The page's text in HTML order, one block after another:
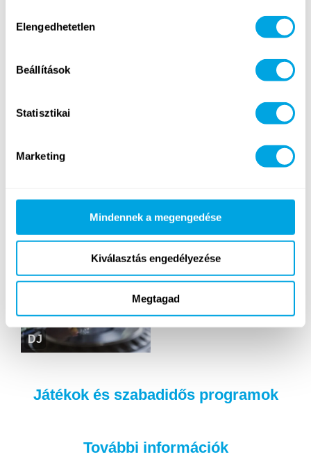
kiválasztása
Elengedhetetlen
Beállítások
Statisztikai
Marketing
Mindennek a megengedése
Kiválasztás engedélyezése
Megtagad
(intenzíven is választható) Tánc
DJ
Játékok és szabadidős programok
További információk